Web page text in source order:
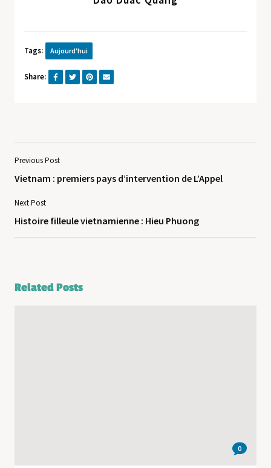
Tags: Aujourd'hui
Share:
Previous Post
Vietnam : premiers pays d’intervention de L’Appel
Next Post
Histoire filleule vietnamienne : Hieu Phuong
Related Posts
0